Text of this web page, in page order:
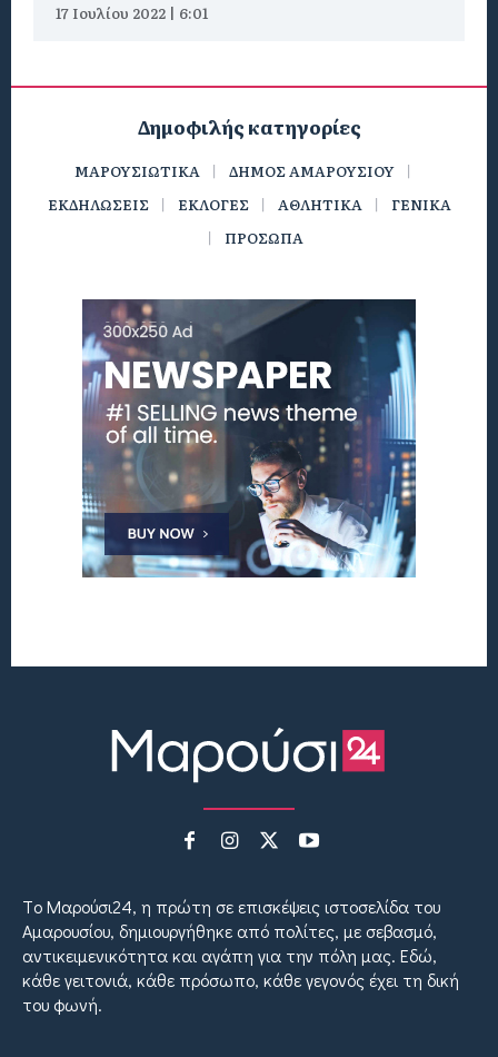
17 Ιουλίου 2022 | 6:01
Δημοφιλής κατηγορίες
ΜΑΡΟΥΣΙΩΤΙΚΑ
ΔΗΜΟΣ ΑΜΑΡΟΥΣΙΟΥ
ΕΚΔΗΛΩΣΕΙΣ
ΕΚΛΟΓΕΣ ΑΘΛΗΤΙΚΑ
ΓΕΝΙΚΑ
ΠΡΟΣΩΠΑ
Tο Μαρούσι24, η πρώτη σε επισκέψεις ιστοσελίδα του
Αμαρουσίου, δημιουργήθηκε από πολίτες, με σεβασμό,
αντικειμενικότητα και αγάπη για την πόλη μας. Εδώ,
κάθε γειτονιά, κάθε πρόσωπο, κάθε γεγονός έχει τη δική
του φωνή.